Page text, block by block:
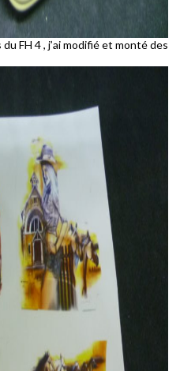
FH 4 , j’ai modifié et monté des